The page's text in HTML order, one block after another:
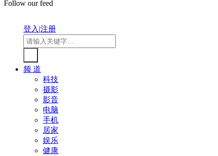
Follow our feed
登入|注册
频 道
科技
摄影
影音
电脑
手机
居家
娱乐
健康